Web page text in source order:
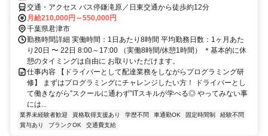
交通・アクセス バス停鎌滝原／日東交通から徒歩約12分
月給210,000円～550,000円
千葉県君津市
勤務時間詳細 実働時間：1日あたり8時間 平均勤務日数：1ヶ月あた
り20日 〜 22日 8:00～17:00 （実働8時間/休憩1時間） ＊基本的に休
憩のタイミングは自由に お取りいただけます。
仕事内容 【ドライバーとして配達業務をしながらプログラミング研
修】 まずはプログラミングにチャレンジしたい方！ ドライバーとし
て働きながら”スクールに通わず”ITスキルが学べる◎ やってみない事
には...
業界未経験者歓迎 資格取得支援あり 学歴不問 車通勤OK 固定時間制
経験不問
賞与あり
ブランクOK 交通費支給